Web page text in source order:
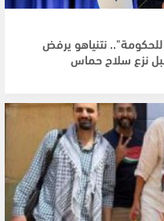
نتنياهو يرفض